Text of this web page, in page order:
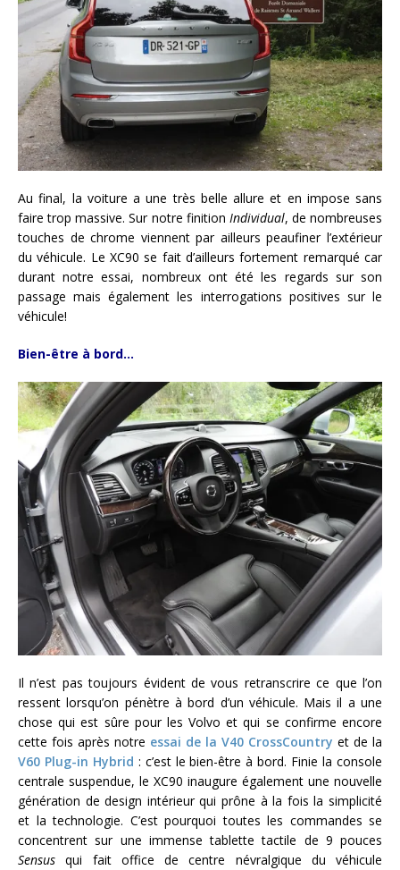
Au final, la voiture a une très belle allure et en impose sans
faire trop massive. Sur notre finition Individual, de nombreuses
touches de chrome viennent par ailleurs peaufiner l’extérieur
du véhicule. Le XC90 se fait d’ailleurs fortement remarqué car
durant notre essai, nombreux ont été les regards sur son
passage mais également les interrogations positives sur le
véhicule!
Bien-être à bord…
Il n’est pas toujours évident de vous retranscrire ce que l’on
ressent lorsqu’on pénètre à bord d’un véhicule. Mais il a une
chose qui est sûre pour les Volvo et qui se confirme encore
cette fois après notre essai de la V40 CrossCountry et de la
V60 Plug-in Hybrid : c’est le bien-être à bord. Finie la console
centrale suspendue, le XC90 inaugure également une nouvelle
génération de design intérieur qui prône à la fois la simplicité
et la technologie. C’est pourquoi toutes les commandes se
concentrent sur une immense tablette tactile de 9 pouces
Sensus qui fait office de centre névralgique du véhicule